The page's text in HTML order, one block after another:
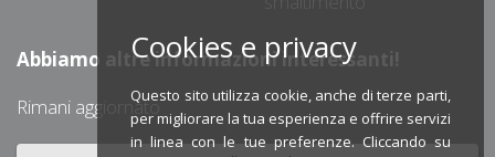
Abbiamo altre informazioni interessanti!
Rimani aggiornato
Cookies e privacy
Questo sito utilizza cookie, anche di terze parti,
per migliorare la tua esperienza e offrire servizi
in linea con le tue preferenze. Cliccando su